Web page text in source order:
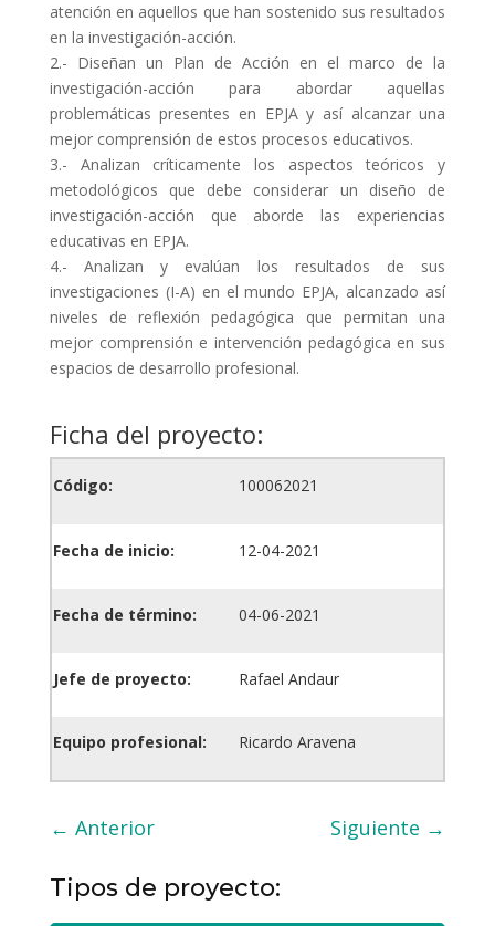
atención en aquellos que han sostenido sus resultados
en la investigación-acción.
2.- Diseñan un Plan de Acción en el marco de la
investigación-acción para abordar aquellas
problemáticas presentes en EPJA y así alcanzar una
mejor comprensión de estos procesos educativos.
3.- Analizan críticamente los aspectos teóricos y
metodológicos que debe considerar un diseño de
investigación-acción que aborde las experiencias
educativas en EPJA.
4.- Analizan y evalúan los resultados de sus
investigaciones (I-A) en el mundo EPJA, alcanzado así
niveles de reflexión pedagógica que permitan una
mejor comprensión e intervención pedagógica en sus
espacios de desarrollo profesional.
Ficha del proyecto:
Código: 100062021
Fecha de inicio: 12-04-2021
Fecha de término: 04-06-2021
Jefe de proyecto: Rafael Andaur
Equipo profesional: Ricardo Aravena
← Anterior Siguiente →
Tipos de proyecto: